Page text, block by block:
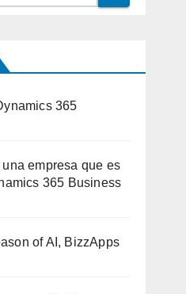
365
empresa que es
365 Business
of AI, BizzApps